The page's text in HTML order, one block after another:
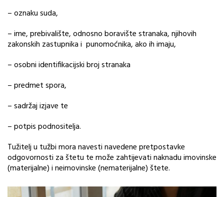
– oznaku suda,
– ime, prebivalište, odnosno boravište stranaka, njihovih
zakonskih zastupnika i punomoćnika, ako ih imaju,
– osobni identifikacijski broj stranaka
– predmet spora,
– sadržaj izjave te
– potpis podnositelja.
Tužitelj u tužbi mora navesti navedene pretpostavke
odgovornosti za štetu te može zahtijevati naknadu imovinske
(materijalne) i neimovinske (nematerijalne) štete.